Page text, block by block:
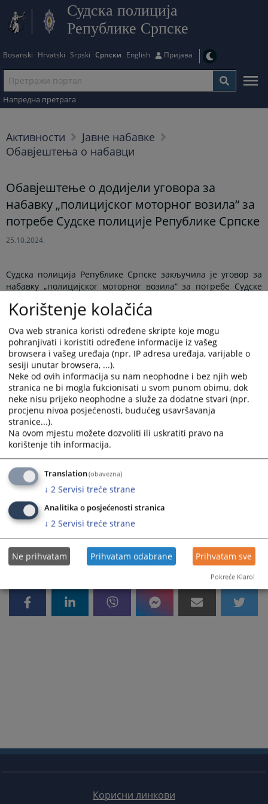
Судска полиција
Републике Српске
Bosanski Hrvatski Srpski Српски English Пријава
Напредна претрага
Активности
Јавне набавке
Обавјештења о набавци
Обавјештење о додијели уговора за
набавку „полицијског моторног возила“ за
потребе Судске полиције Републике Српске
25.10.2024.
Судска полиција Републике Српске закључила је уговор за
набавку„полицијског моторног возила“ за потребе Судске
обавјештење о додијели уговора на порталу Агенције за
јавне набавке БиХ, број 1362-1-1-
24.10.202 4.године. Које можете овдје преузети.
Приказана вијест је на: Српски језик
Пратећи документи
Обавјештење о додијели уговора за набавку
„полицијског моторног возила“
215ПРЕГЛЕДА
Корисни линкови
Korištenje kolačića
Ova web stranica koristi određene skripte koje mogu
pohranjivati i koristiti određene informacije iz vašeg
browsera i vašeg uređaja (npr. IP adresa uređaja, varijable o
sesiji unutar browsera, ...).
Neke od ovih informacija su nam neophodne i bez njih web
stranica ne bi mogla fukcionisati u svom punom obimu, dok
neke nisu prijeko neophodne a služe za dodatne stvari (npr.
procjenu nivoa posjećenosti, budućeg usavršavanja
stranice...).
Na ovom mjestu možete dozvoliti ili uskratiti pravo na
korištenje tih informacija.
Translation(obavezna)
↓ 2 Servisi treće strane
Analitika o posjećenosti stranica
↓ 2 Servisi treće strane
Ne prihvatam Prihvatam odabrane Prihvatam sve
Pokreće Klaro!